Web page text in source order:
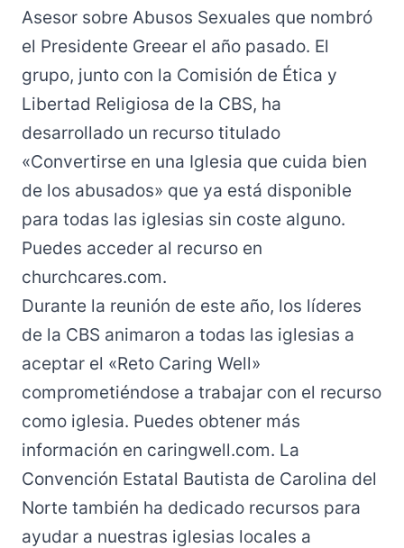
Asesor sobre Abusos Sexuales que nombró
el Presidente Greear el año pasado. El
grupo, junto con la Comisión de Ética y
Libertad Religiosa de la CBS, ha
desarrollado un recurso titulado
«Convertirse en una Iglesia que cuida bien
de los abusados» que ya está disponible
para todas las iglesias sin coste alguno.
Puedes acceder al recurso en
churchcares.com.
Durante la reunión de este año, los líderes
de la CBS animaron a todas las iglesias a
aceptar el «Reto Caring Well»
comprometiéndose a trabajar con el recurso
como iglesia. Puedes obtener más
información en caringwell.com. La
Convención Estatal Bautista de Carolina del
Norte también ha dedicado recursos para
ayudar a nuestras iglesias locales a